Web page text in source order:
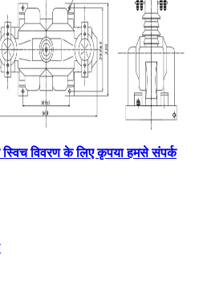
विवरण के लिए कृपया हमसे संपर्क